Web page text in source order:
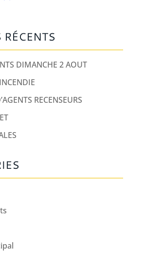
RÉCENTS
DIMANCHE 2 AOUT
RECENSEURS